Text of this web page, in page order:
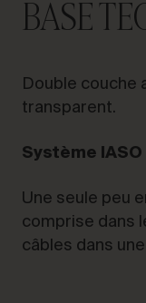
BASE
Double couche
transparent.
Système
Une seule peu
comprise dans
câbles dans